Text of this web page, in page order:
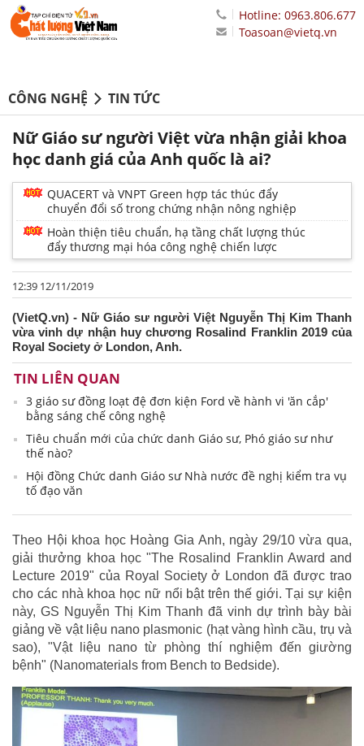
Hotline: 0963.806.677
Toasoan@vietq.vn
CÔNG NGHỆ TIN TỨC
Nữ Giáo sư người Việt vừa nhận giải khoa
học danh giá của Anh quốc là ai?
QUACERT và VNPT Green hợp tác thúc đẩy
chuyển đổi số trong chứng nhận nông nghiệp
Hoàn thiện tiêu chuẩn, hạ tầng chất lượng thúc
đẩy thương mại hóa công nghệ chiến lược
12:39 12/11/2019
(VietQ.vn) - Nữ Giáo sư người Việt Nguyễn Thị Kim Thanh
vừa vinh dự nhận huy chương Rosalind Franklin 2019 của
Royal Society ở London, Anh.
TIN LIÊN QUAN
3 giáo sư đồng loạt đệ đơn kiện Ford về hành vi 'ăn cắp'
bằng sáng chế công nghệ
Tiêu chuẩn mới của chức danh Giáo sư, Phó giáo sư như
thế nào?
Hội đồng Chức danh Giáo sư Nhà nước đề nghị kiểm tra vụ
tố đạo văn
Theo Hội khoa học Hoàng Gia Anh, ngày 29/10 vừa qua,
giải thưởng khoa học "The Rosalind Franklin Award and
Lecture 2019" của Royal Society ở London đã được trao
cho các nhà khoa học nữ nổi bật trên thế giới. Tại sự kiện
này, GS Nguyễn Thị Kim Thanh đã vinh dự trình bày bài
giảng về vật liệu nano plasmonic (hạt vàng hình cầu, trụ và
sao), "Vật liệu nano từ phòng thí nghiệm đến giường
bệnh" (Nanomaterials from Bench to Bedside).